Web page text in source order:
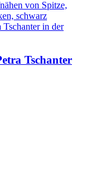
Tschanter